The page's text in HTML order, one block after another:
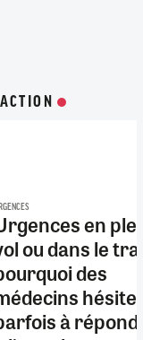
en
ou dans le
des
à